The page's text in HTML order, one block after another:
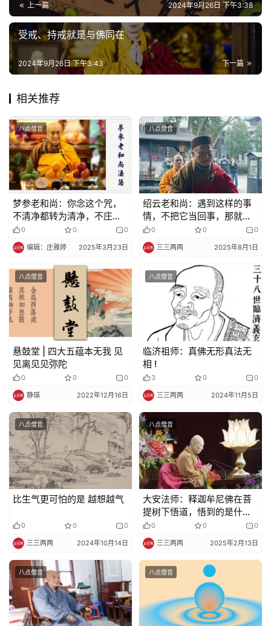
策
法
规
免
声
明
上一篇 2024年9月26日 下午3:38
受戒、持戒就是与佛同在
下一篇
2024年9月26日 下午3:43
相关推荐
八点僧音
梦参老和尚：你念这个咒，
不清净都转为清净，不庄严
转为庄严
0 0 0
编辑：庄雅婷 2025年3月23日
八点僧音
绍云老和尚：遇到这样的事
情，不把它当回事，那就是
积阴德！
0 0 0
三三两两 2025年8月1日
八点僧音
悬鼓堂 | 四大五蕴本无我 见
见离见见弥陀
0 0 0
静瑛 2022年12月16日
八点僧音
临济祖师：真佛无形真法无
相 !
3 0 0
三三两两 2024年11月5日
八点僧音
比生气更可怕的是 越想越气
0 0 0
三三两两 2024年10月14日
八点僧音
大安法师：释迦牟尼佛在菩
提树下悟道，悟到的是什
么？
0 0 0
三三两两 2025年2月13日
八点僧音 八点僧音